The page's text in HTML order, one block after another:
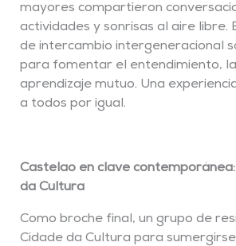
mayores compartieron
actividades y sonrisas al aire libre.
de intercambio intergeneracional
para fomentar el entendimiento,
aprendizaje mutuo. Una
a todos por igual.
Castelao en clave
da Cultura
Como broche final, un grupo de
Cidade da Cultura para